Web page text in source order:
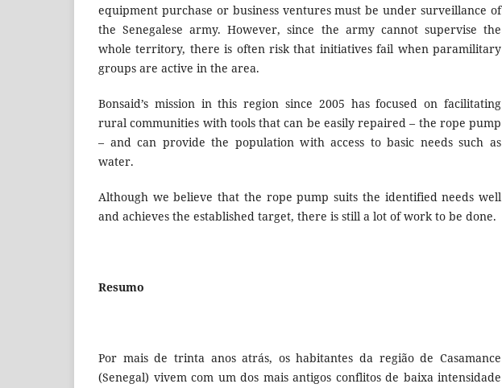
equipment purchase or business ventures must be under surveillance of
the Senegalese army. However, since the army cannot supervise the
whole territory, there is often risk that initiatives fail when paramilitary
groups are active in the area.
Bonsaid’s mission in this region since 2005 has focused on facilitating
rural communities with tools that can be easily repaired – the rope pump
– and can provide the population with access to basic needs such as
water.
Although we believe that the rope pump suits the identified needs well
and achieves the established target, there is still a lot of work to be done.
Resumo
Por mais de trinta anos atrás, os habitantes da região de Casamance
(Senegal) vivem com um dos mais antigos conflitos de baixa intensidade